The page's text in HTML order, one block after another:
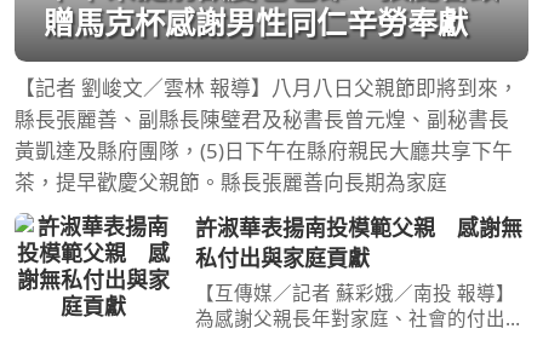
贈馬克杯感謝男性同仁辛勞奉獻
【記者 劉峻文／雲林 報導】八月八日父親節即將到來，
縣長張麗善、副縣長陳璧君及秘書長曾元煌、副秘書長
黃凱達及縣府團隊，(5)日下午在縣府親民大廳共享下午
茶，提早歡慶父親節。縣長張麗善向長期為家庭
許淑華表揚南投模範父親 感謝無
私付出與家庭貢獻
【互傳媒／記者 蘇彩娥／南投 報導】
為感謝父親長年對家庭、社會的付出和